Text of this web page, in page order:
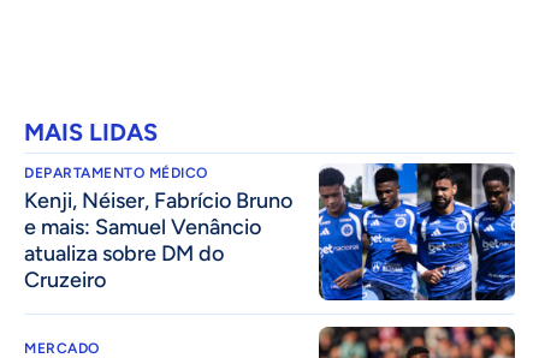
MAIS LIDAS
DEPARTAMENTO MÉDICO
Kenji, Néiser, Fabrício Bruno
e mais: Samuel Venâncio
atualiza sobre DM do
Cruzeiro
MERCADO